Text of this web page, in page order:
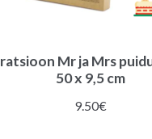
Mr ja Mrs
50 x 9,5 cm
9.50€